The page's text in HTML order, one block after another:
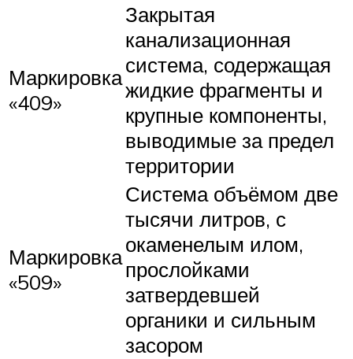
Маркировка
«409»
Закрытая
канализационная
система, содержащая
жидкие фрагменты и
крупные компоненты,
выводимые за предел
территории
Маркировка
«509»
Система объёмом две
тысячи литров, с
окаменелым илом,
прослойками
затвердевшей
органики и сильным
засором